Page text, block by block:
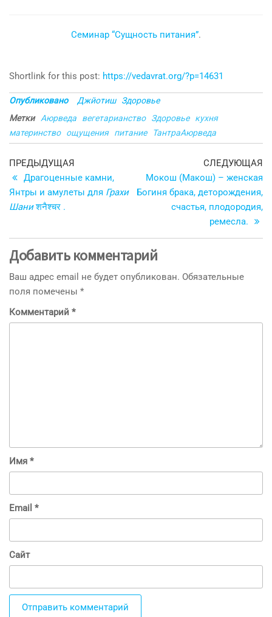
Семинар “Сущность питания”.
Shortlink for this post: https://vedavrat.org/?p=14631
Опубликовано Джйотиш
Здоровье
Метки
Аюрведа вегетарианство Здоровье
кухня
материнство
ощущения питание ТантраАюрведа
Навигация
по
записям
Предыдущая
запись
ПРЕДЫДУЩАЯ
Драгоценные камни,
Янтры и амулеты для Грахи
Шаниशनैश्चर .
СЛЕДУЮЩАЯ
Мокош (Макош) – женская
Богиня брака, деторождения,
счастья, плодородия,
ремесла.
Добавить комментарий
Ваш адрес email не будет опубликован. Обязательные
поля помечены *
Комментарий *
Имя *
Email *
Сайт